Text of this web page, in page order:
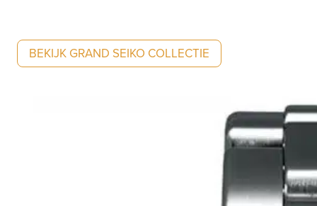
BEKIJK GRAND SEIKO COLLECTIE